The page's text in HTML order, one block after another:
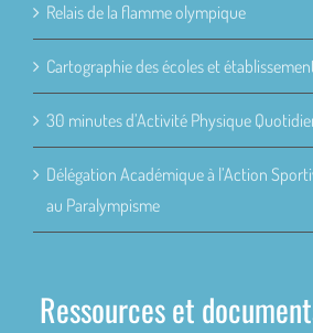
Relais de la flamme olympique
Cartographie des écoles et
30 minutes d’Activité Physique
Délégation Académique à l’Action
au Paralympisme
Ressources et